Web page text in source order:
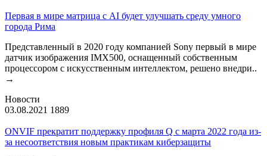
Первая в мире матрица с AI будет улучшать среду умного
города Рима
Представленный в 2020 году компанией Sony первый в мире
датчик изображения IMX500, оснащенный собственным
процессором с искусственным интеллектом, решено внедри..
→
Новости
03.08.2021 1889
ONVIF прекратит поддержку профиля Q с марта 2022 года из-
за несоответствия новым практикам киберзащиты